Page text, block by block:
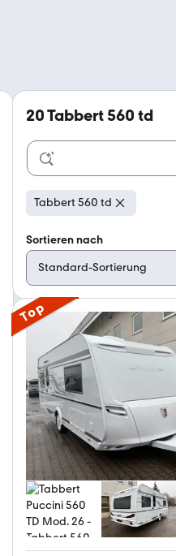
20Tabbert 560 td
Tabbert 560 td
Sortieren nach
Top